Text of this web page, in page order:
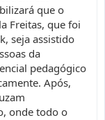
que o
Freitas, que foi
seja assistido
da
pedagógico
Após,
onde todo o